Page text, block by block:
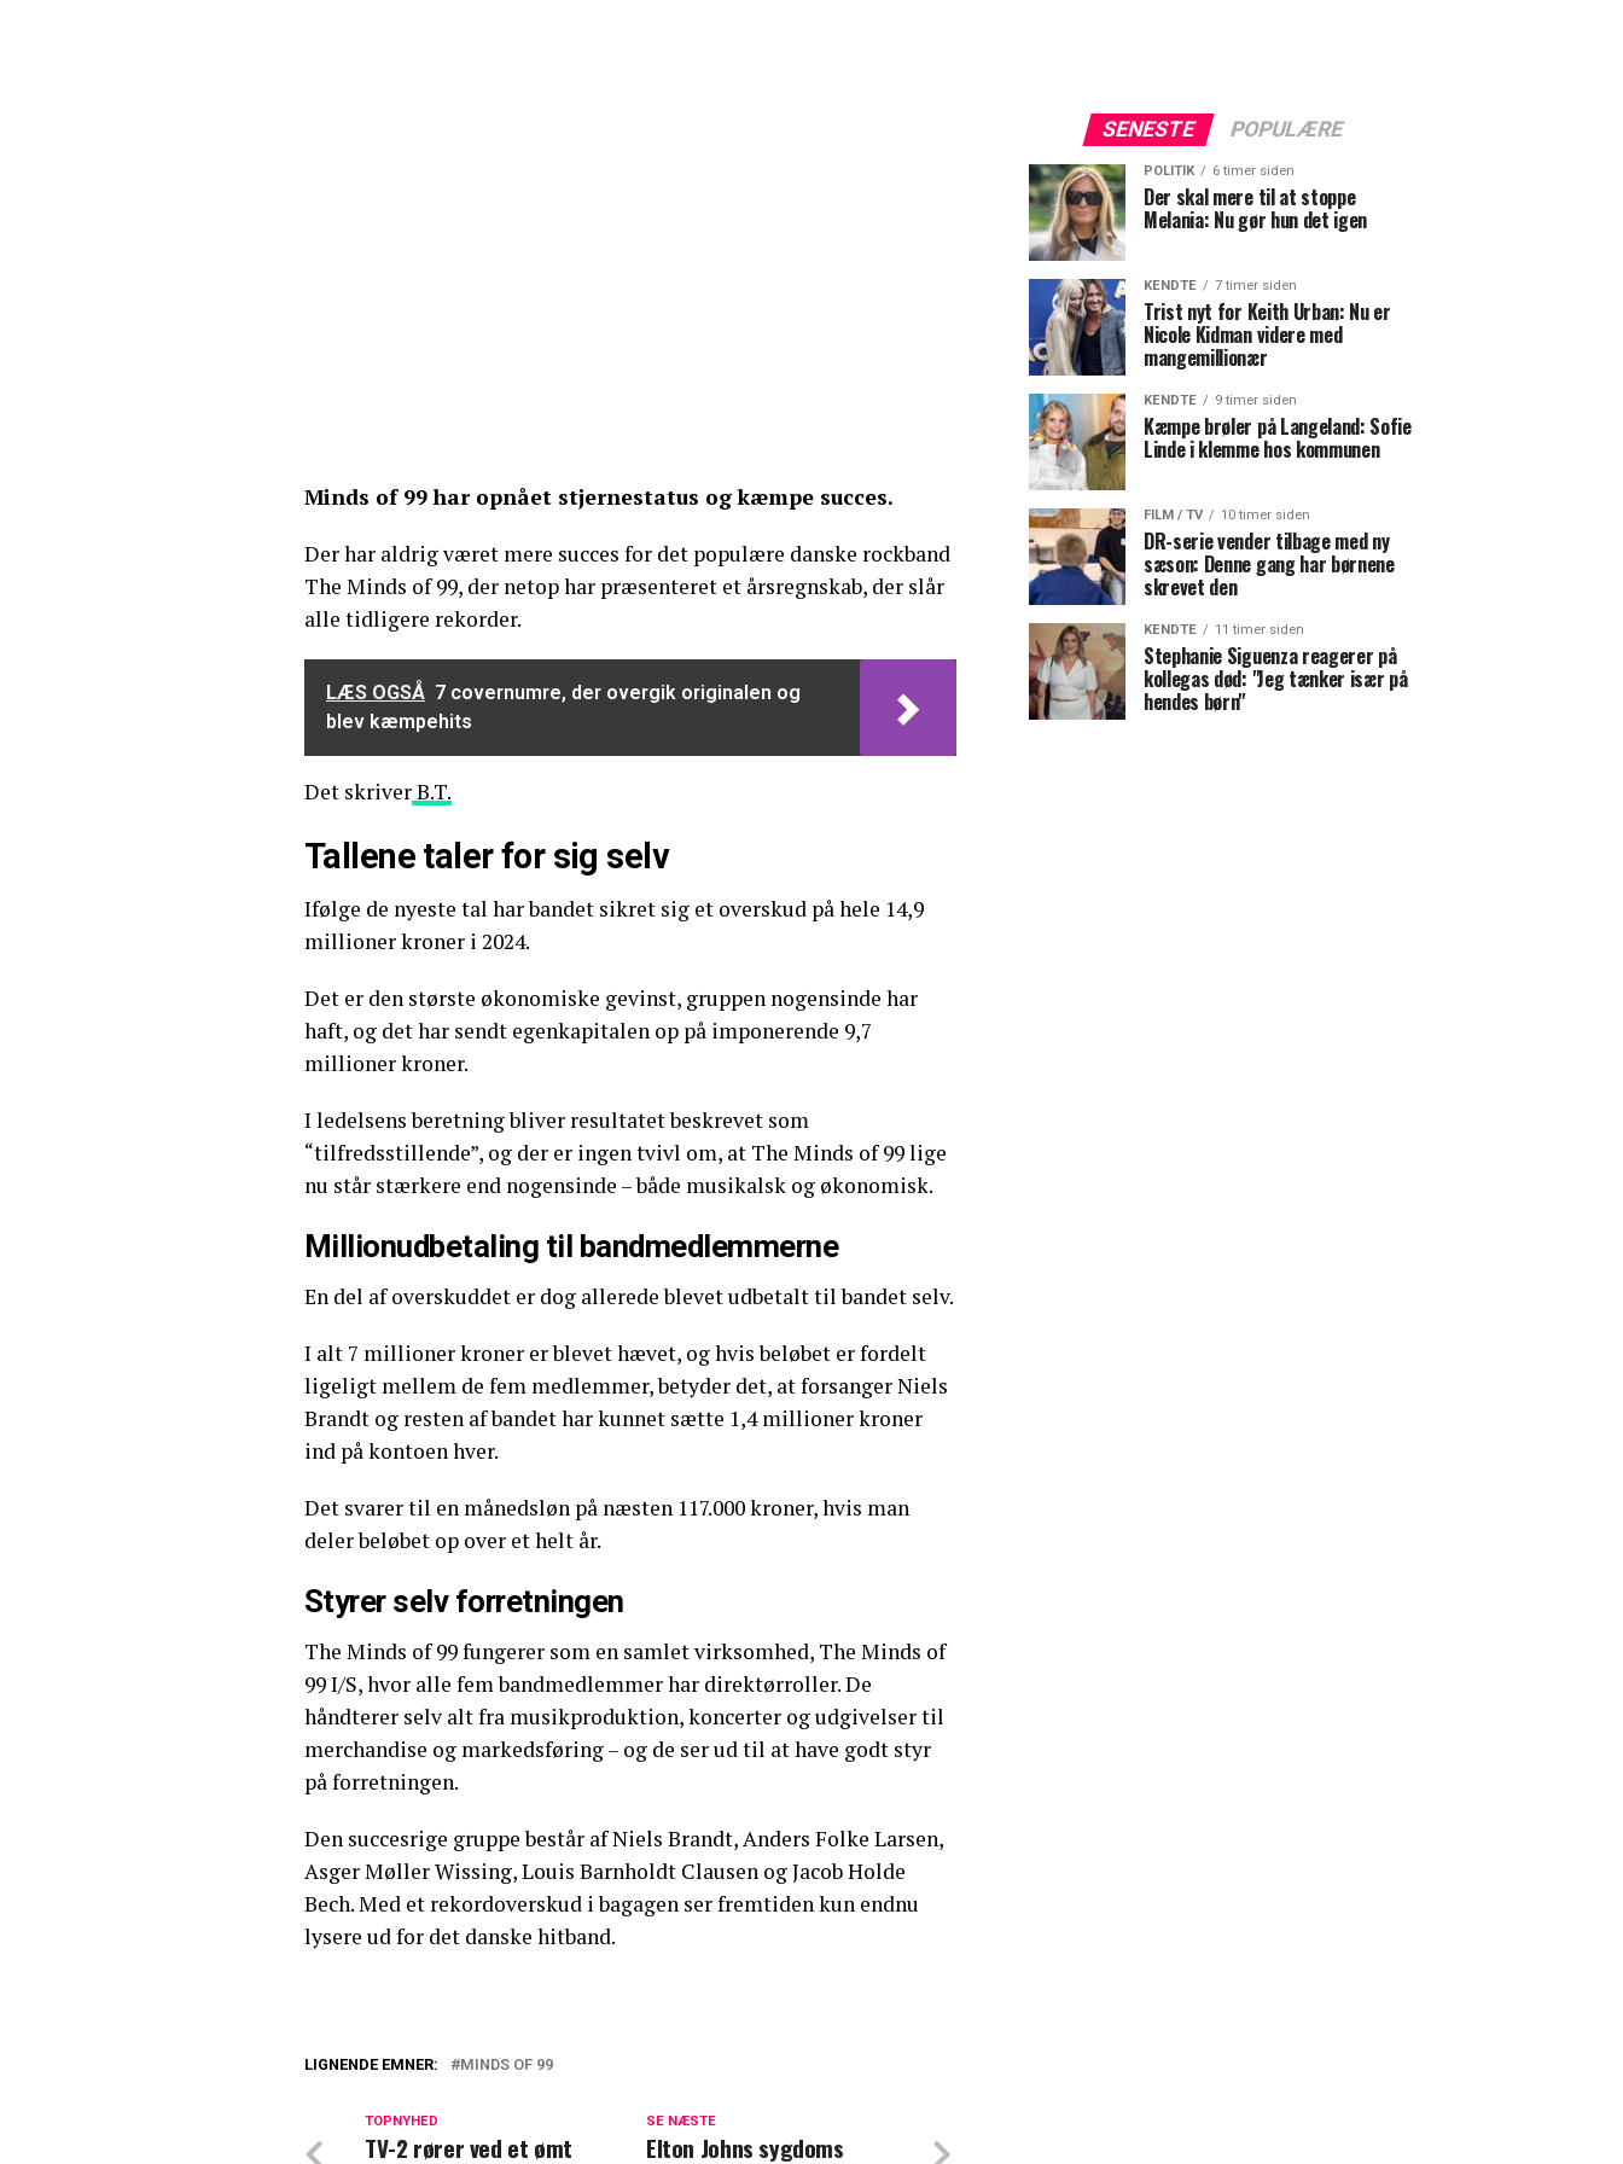
Minds of 99 har opnået stjernestatus og kæmpe succes.
Der har aldrig været mere succes for det populære danske rockband
The Minds of 99, der netop har præsenteret et årsregnskab, der slår
alle tidligere rekorder.
LÆS OGSÅ 7 covernumre, der overgik originalen og
blev kæmpehits
Det skriverB.T.
Tallene taler for sig selv
Ifølge de nyeste tal har bandet sikret sig et overskud på hele 14,9
millioner kroner i 2024.
Det er den største økonomiske gevinst, gruppen nogensinde har
haft, og det har sendt egenkapitalen op på imponerende 9,7
millioner kroner.
I ledelsens beretning bliver resultatet beskrevet som
“tilfredsstillende”, og der er ingen tvivl om, at The Minds of 99 lige
nu står stærkere end nogensinde – både musikalsk og økonomisk.
Millionudbetaling til bandmedlemmerne
En del af overskuddet er dog allerede blevet udbetalt til bandet selv.
I alt 7 millioner kroner er blevet hævet, og hvis beløbet er fordelt
ligeligt mellem de fem medlemmer, betyder det, at forsanger Niels
Brandt og resten af bandet har kunnet sætte 1,4 millioner kroner
ind på kontoen hver.
Det svarer til en månedsløn på næsten 117.000 kroner, hvis man
deler beløbet op over et helt år.
Styrer selv forretningen
The Minds of 99 fungerer som en samlet virksomhed, The Minds of
99 I/S, hvor alle fem bandmedlemmer har direktørroller. De
håndterer selv alt fra musikproduktion, koncerter og udgivelser til
merchandise og markedsføring – og de ser ud til at have godt styr
på forretningen.
Den succesrige gruppe består af Niels Brandt, Anders Folke Larsen,
Asger Møller Wissing, Louis Barnholdt Clausen og Jacob Holde
Bech. Med et rekordoverskud i bagagen ser fremtiden kun endnu
lysere ud for det danske hitband.
helt af for mig
LIGNENDE EMNER: MINDS OF 99
SE NÆSTE
Elton Johns sygdoms
TOPNYHED
TV-2 rører ved et ømt
SENESTE POPULÆRE
POLITIK 6 timer siden
Der skal mere til at stoppe
Melania: Nu gør hun det igen
KENDTE 7 timer siden
Trist nyt for Keith Urban: Nu er
Nicole Kidman videre med
mangemillionær
KENDTE 9 timer siden
Kæmpe brøler på Langeland: Sofie
Linde i klemme hos kommunen
FILM / TV 10 timer siden
DR-serie vender tilbage med ny
sæson: Denne gang har børnene
skrevet den
KENDTE 11 timer siden
Stephanie Siguenza reagerer på
kollegas død: "Jeg tænker især på
hendes børn"